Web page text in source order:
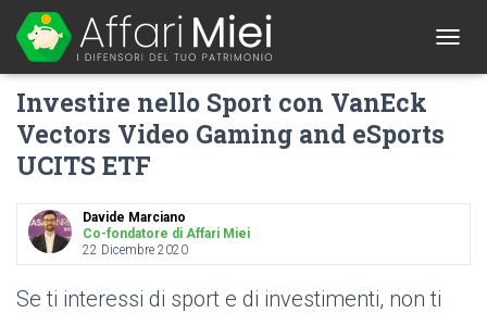
O
Investire nello Sport con VanEck
Vectors Video Gaming and eSports
UCITS ETF
Davide Marciano
Co-fondatore di Affari Miei
22 Dicembre 2020
Se ti interessi di sport e di investimenti, non ti